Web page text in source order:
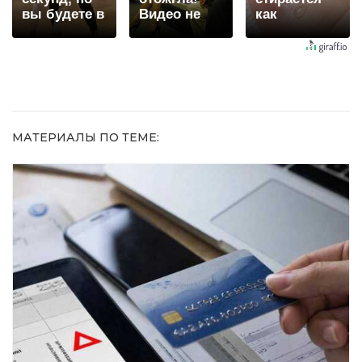
вы будете в
шоке от
Видео не
оставит
как
ластиком!
Простой
МАТЕРИАЛЫ ПО ТЕМЕ: